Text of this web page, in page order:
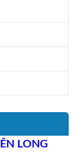
LONG